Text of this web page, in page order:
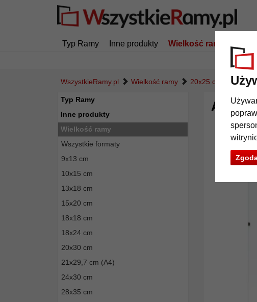
Typ Ramy Inne produkty Wielkość ramy
WszystkieRamy.pl Wielkość ramy 20x25 cm
Typ Ramy
Inne produkty
Wielkość ramy
Wszystkie formaty
9x13 cm
10x15 cm
13x18 cm
15x20 cm
18x18 cm
18x24 cm
20x30 cm
21x29,7 cm (A4)
24x30 cm
28x35 cm